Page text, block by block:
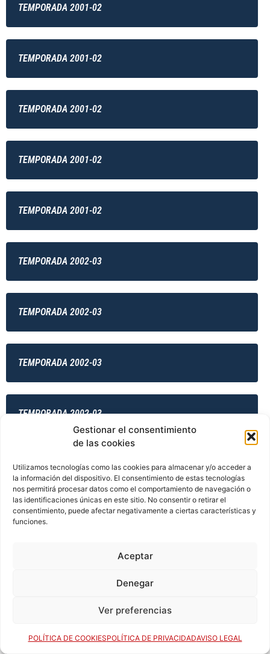
Gestionar el consentimiento
de las cookies
Utilizamos tecnologías como las cookies para almacenar y/o acceder a
la información del dispositivo. El consentimiento de estas tecnologías
nos permitirá procesar datos como el comportamiento de navegación o
las identificaciones únicas en este sitio. No consentir o retirar el
consentimiento, puede afectar negativamente a ciertas características y
funciones.
Aceptar
Denegar
Ver preferencias
POLÍTICA DE COOKIESPOLÍTICA DE PRIVACIDADAVISO LEGAL
TEMPORADA 2001-02
TEMPORADA 2001-02
TEMPORADA 2001-02
TEMPORADA 2001-02
TEMPORADA 2001-02
TEMPORADA 2002-03
TEMPORADA 2002-03
TEMPORADA 2002-03
TEMPORADA 2002-03
TEMPORADA 2003-04
TEMPORADA 2003-04
TEMPORADA 2003-04